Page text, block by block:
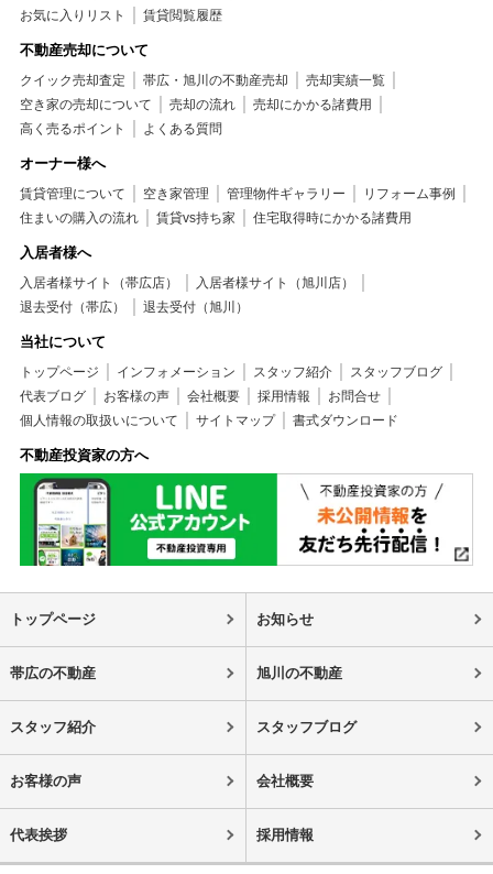
お気に入りリスト
賃貸閲覧履歴
不動産売却について
クイック売却査定 帯広・旭川の不動産売却
売却実績一覧
空き家の売却について
売却の流れ
売却にかかる諸費用
高く売るポイント
よくある質問
オーナー様へ
賃貸管理について 空き家管理 管理物件ギャラリー
リフォーム事例
住まいの購入の流れ
賃貸vs持ち家 住宅取得時にかかる諸費用
入居者様へ
入居者様サイト（帯広店）
入居者様サイト（旭川店）
退去受付（帯広）
退去受付（旭川）
当社について
トップページ インフォメーション スタッフ紹介
スタッフブログ
代表ブログ
お客様の声 会社概要 採用情報
お問合せ
個人情報の取扱いについて
サイトマップ 書式ダウンロード
不動産投資家の方へ
トップページ お知らせ
帯広の不動産 旭川の不動産
スタッフ紹介 スタッフブログ
お客様の声 会社概要
代表挨拶 採用情報